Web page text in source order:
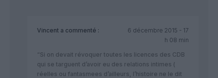
Vincent a commenté :
6 décembre 2015 - 17
h 08 min
“Si on devait révoquer toutes les licences des CDB
qui se targuent d’avoir eu des relations intimes (
réelles ou fantasmees d’ailleurs, l’histoire ne le dit